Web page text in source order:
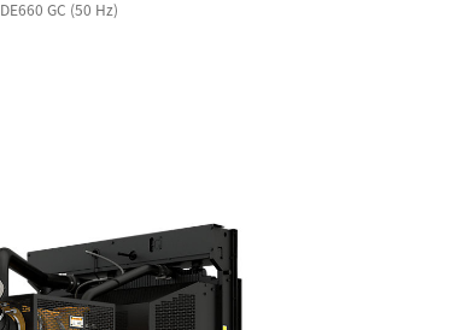
DE660 GC (50 Hz)